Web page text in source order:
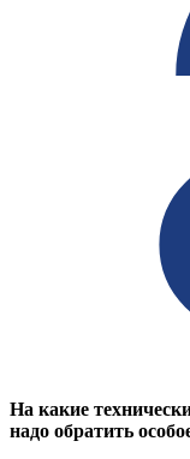
На какие
надо обратить